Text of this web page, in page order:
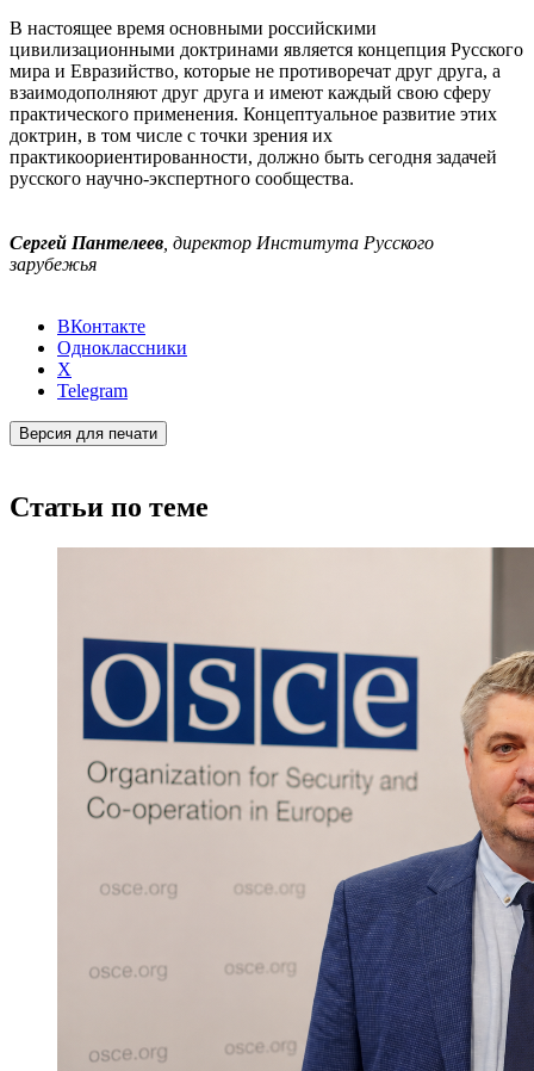
В настоящее время основными российскими
цивилизационными доктринами является концепция Русского
мира и Евразийство, которые не противоречат друг друга, а
взаимодополняют друг друга и имеют каждый свою сферу
практического применения. Концептуальное развитие этих
доктрин, в том числе с точки зрения их
практикоориентированности, должно быть сегодня задачей
русского научно-экспертного сообщества.
Сергей Пантелеев , директор Института Русского
зарубежья
ВКонтакте
Одноклассники
X
Telegram
Версия для печати
Статьи по теме